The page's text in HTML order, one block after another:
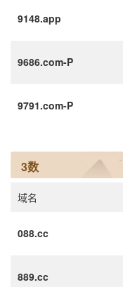
9148.app
9686.com-P
9791.com-P
3数
域名
088.cc
889.cc